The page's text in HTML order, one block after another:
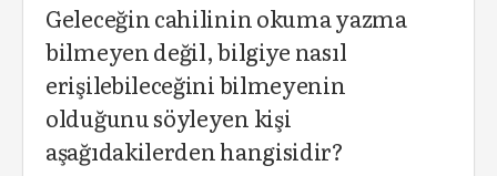
Geleceğin cahilinin okuma yazma
bilmeyen değil, bilgiye nasıl
erişilebileceğini bilmeyenin
olduğunu söyleyen kişi
aşağıdakilerden hangisidir?